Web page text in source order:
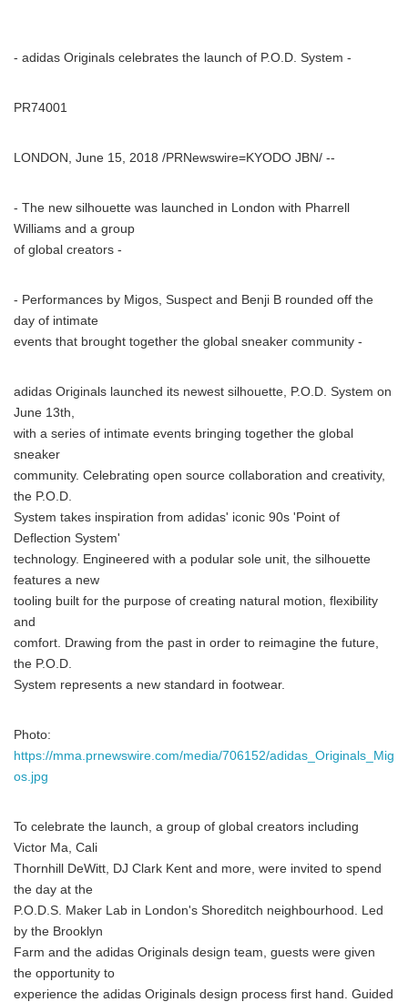
- adidas Originals celebrates the launch of P.O.D. System -
PR74001
LONDON, June 15, 2018 /PRNewswire=KYODO JBN/ --
- The new silhouette was launched in London with Pharrell
Williams and a group
of global creators -
- Performances by Migos, Suspect and Benji B rounded off the
day of intimate
events that brought together the global sneaker community -
adidas Originals launched its newest silhouette, P.O.D. System on
June 13th,
with a series of intimate events bringing together the global
sneaker
community. Celebrating open source collaboration and creativity,
the P.O.D.
System takes inspiration from adidas' iconic 90s 'Point of
Deflection System'
technology. Engineered with a podular sole unit, the silhouette
features a new
tooling built for the purpose of creating natural motion, flexibility
and
comfort. Drawing from the past in order to reimagine the future,
the P.O.D.
System represents a new standard in footwear.
Photo:
https://mma.prnewswire.com/media/706152/adidas_Originals_Mig
os.jpg
To celebrate the launch, a group of global creators including
Victor Ma, Cali
Thornhill DeWitt, DJ Clark Kent and more, were invited to spend
the day at the
P.O.D.S. Maker Lab in London's Shoreditch neighbourhood. Led
by the Brooklyn
Farm and the adidas Originals design team, guests were given
the opportunity to
experience the adidas Originals design process first hand. Guided